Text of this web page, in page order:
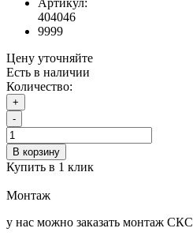
404046
9999
Цену уточняйте
Есть в наличии
Количество:
+
-
В корзину
Купить в 1 клик
Монтаж
у нас можно заказать монтаж СКС